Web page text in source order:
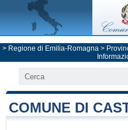
> Regione di Emilia-Romagna>
COMUNE DI